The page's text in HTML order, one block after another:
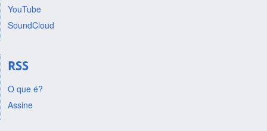
YouTube
SoundCloud
RSS
O que é?
Assine